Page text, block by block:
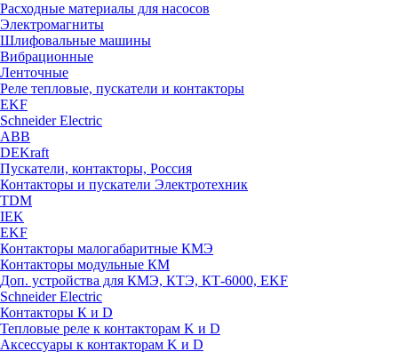
Расходные материалы для насосов
Электромагниты
Шлифовальные машины
Вибрационные
Ленточные
Реле тепловые, пускатели и контакторы
EKF
Schneider Electric
ABB
DEKraft
Пускатели, контакторы, Россия
Контакторы и пускатели Электротехник
TDM
IEK
EKF
Контакторы малогабаритные КМЭ
Контакторы модульные КМ
Доп. устройства для КМЭ, КТЭ, КТ-6000, EKF
Schneider Electric
Контакторы К и D
Тепловые реле к контакторам K и D
Аксессуары к контакторам K и D